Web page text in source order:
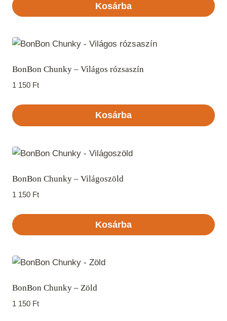
Kosárba
BonBon Chunky – Világos rózsaszín
1 150 Ft
Kosárba
BonBon Chunky – Világoszöld
1 150 Ft
Kosárba
BonBon Chunky – Zöld
1 150 Ft